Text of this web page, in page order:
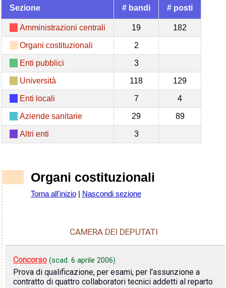
Sezione # bandi # posti
Amministrazioni centrali 19 182
Organi costituzionali 2
Enti pubblici 3
Università 118 129
Enti locali 7 4
Aziende sanitarie 29 89
Altri enti 3
Organi costituzionali
Torna all'inizio| Nascondi sezione
CAMERA DEI DEPUTATI
Concorso (scad. 6 aprile 2006)
Prova di qualificazione, per esami, per l'assunzione a
contratto di quattro collaboratori tecnici addetti al reparto